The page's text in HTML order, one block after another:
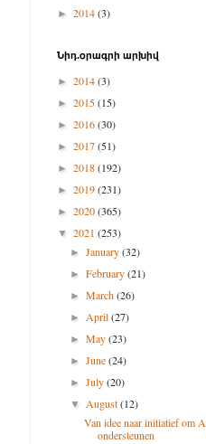
► 2014(3)
Նիդ.օրագրի արխիվ
► 2014(3)
► 2015(15)
► 2016(30)
► 2017(51)
► 2018(192)
► 2019(231)
► 2020(365)
▼ 2021 (253)
►January(32)
►February(21)
►March(26)
►April(27)
►May(23)
►June(24)
►July(20)
▼August(12)
Van idee naar initiatief om
ondersteunen